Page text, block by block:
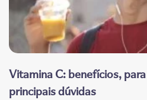
Vitamina C: benefícios,
principais dúvidas